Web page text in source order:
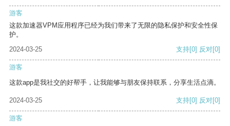
游客
这款加速器VPM应用程序已经为我们带来了无限的隐私保护和安全性保
护。
2024-03-25
支持[0] 反对[0]
游客
这款app是我社交的好帮手，让我能够与朋友保持联系，分享生活点滴。
2024-03-25 支持[0] 反对[0]
游客